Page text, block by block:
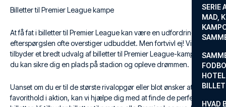
SERIE
MAD,
HVAD
Billetter til Premier League kampe
At få fat i billetter til Premier League kan være en udfordring, da
efterspørgslen ofte overstiger udbuddet. Men fortvivl ej! Vi
tilbyder et bredt udvalg af billetter til Premier League-kampe, så
du kan sikre dig en plads på stadion og opleve drømmen.
Uanset om du er til de største rivalopgør eller blot ønsker at se dit
favorithold i aktion, kan vi hjælpe dig med at finde de perfekte